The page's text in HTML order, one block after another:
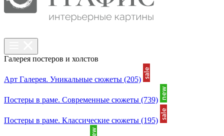
Галерея постеров и холстов
Арт Галерея. Уникальные сюжеты (205)
Постеры в раме. Современные сюжеты (739)
Постеры в раме. Классические сюжеты (195)